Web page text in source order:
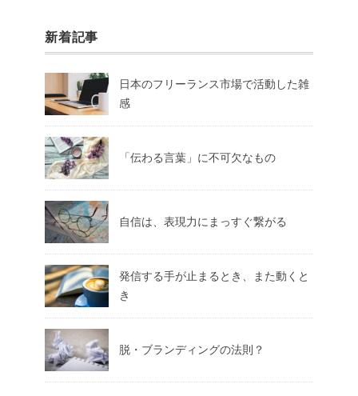
新着記事
日本のフリーランス市場で活動した雑
感
「伝わる言葉」に不可欠なもの
自信は、表現力にまっすぐ繋がる
発信する手が止まるとき、また動くと
き
脱・ブランディングの法則？